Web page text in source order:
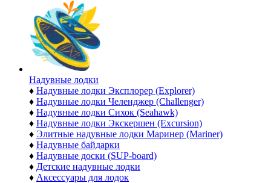
Надувные лодки
♦ Надувные лодки Эксплорер (Explorer)
♦ Надувные лодки Челенджер (Challenger)
♦ Надувные лодки Сихок (Seahawk)
♦ Надувные лодки Экскершен (Excursion)
♦ Элитные надувные лодки Маринер (Mariner)
♦ Надувные байдарки
♦ Надувные доски (SUP-board)
♦ Детские надувные лодки
♦ Аксессуары для лодок